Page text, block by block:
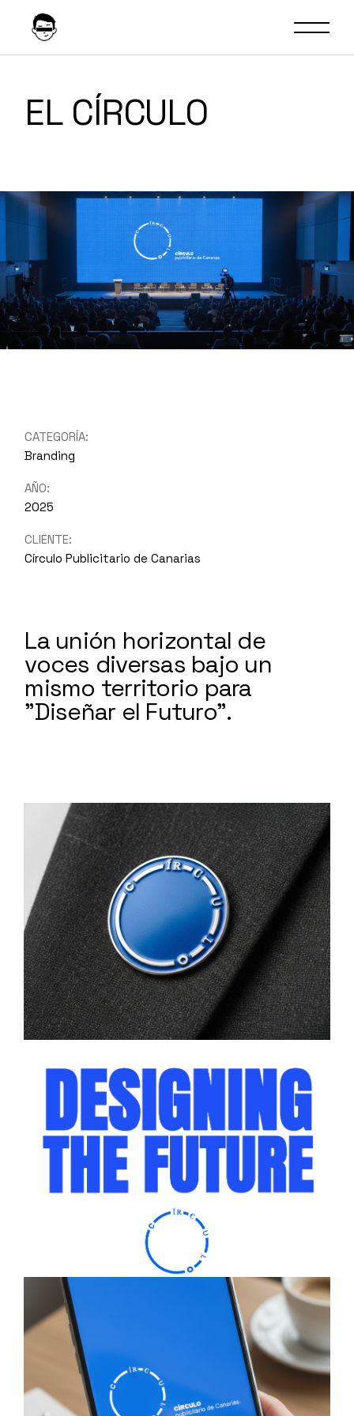
EL CÍRCULO
CATEGORÍA:
Branding
AÑO:
2025
CLIENTE:
Círculo Publicitario de Canarias
La unión horizontal de
voces diversas bajo un
mismo territorio para
"Diseñar el Futuro".